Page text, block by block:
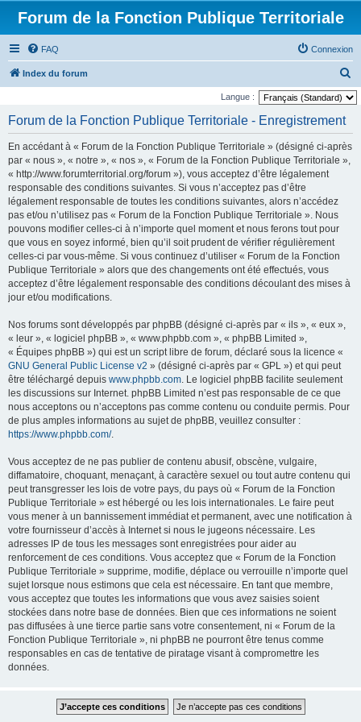
Forum de la Fonction Publique Territoriale
FAQ Connexion
Index du forum
e
Langue :
Forum de la Fonction Publique Territoriale - Enregistrement
En accédant à « Forum de la Fonction Publique Territoriale » (désigné ci-après
par « nous », « notre », « nos », « Forum de la Fonction Publique Territoriale »,
« http://www.forumterritorial.org/forum »), vous acceptez d’être légalement
responsable des conditions suivantes. Si vous n’acceptez pas d’être
légalement responsable de toutes les conditions suivantes, alors n’accédez
pas et/ou n’utilisez pas « Forum de la Fonction Publique Territoriale ». Nous
pouvons modifier celles-ci à n’importe quel moment et nous ferons tout pour
que vous en soyez informé, bien qu’il soit prudent de vérifier régulièrement
celles-ci par vous-même. Si vous continuez d’utiliser « Forum de la Fonction
Publique Territoriale » alors que des changements ont été effectués, vous
acceptez d’être légalement responsable des conditions découlant des mises à
jour et/ou modifications.
Nos forums sont développés par phpBB (désigné ci-après par « ils », « eux »,
« leur », « logiciel phpBB », « www.phpbb.com », « phpBB Limited »,
« Équipes phpBB ») qui est un script libre de forum, déclaré sous la licence «
GNU General Public License v2 » (désigné ci-après par « GPL ») et qui peut
être téléchargé depuis www.phpbb.com. Le logiciel phpBB facilite seulement
les discussions sur Internet. phpBB Limited n’est pas responsable de ce que
nous acceptons ou n’acceptons pas comme contenu ou conduite permis. Pour
de plus amples informations au sujet de phpBB, veuillez consulter :
https://www.phpbb.com/.
Vous acceptez de ne pas publier de contenu abusif, obscène, vulgaire,
diffamatoire, choquant, menaçant, à caractère sexuel ou tout autre contenu qui
peut transgresser les lois de votre pays, du pays où « Forum de la Fonction
Publique Territoriale » est hébergé ou les lois internationales. Le faire peut
vous mener à un bannissement immédiat et permanent, avec une notification à
votre fournisseur d’accès à Internet si nous le jugeons nécessaire. Les
adresses IP de tous les messages sont enregistrées pour aider au
renforcement de ces conditions. Vous acceptez que « Forum de la Fonction
Publique Territoriale » supprime, modifie, déplace ou verrouille n’importe quel
sujet lorsque nous estimons que cela est nécessaire. En tant que membre,
vous acceptez que toutes les informations que vous avez saisies soient
stockées dans notre base de données. Bien que ces informations ne soient
pas diffusées à une tierce partie sans votre consentement, ni « Forum de la
Fonction Publique Territoriale », ni phpBB ne pourront être tenus comme
responsables en cas de tentative de piratage visant à compromettre les
données.